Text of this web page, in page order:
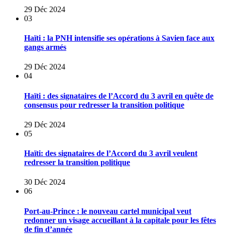
29 Déc 2024
03
Haïti : la PNH intensifie ses opérations à Savien face aux
gangs armés
29 Déc 2024
04
Haïti : des signataires de l’Accord du 3 avril en quête de
consensus pour redresser la transition politique
29 Déc 2024
05
Haïti: des signataires de l’Accord du 3 avril veulent
redresser la transition politique
30 Déc 2024
06
Port-au-Prince : le nouveau cartel municipal veut
redonner un visage accueillant à la capitale pour les fêtes
de fin d’année